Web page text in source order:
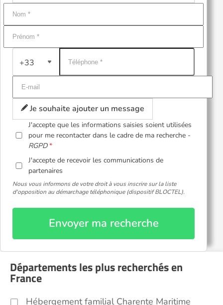
+33
Je souhaite ajouter un message
J'accepte que les informations saisies soient utilisées
pour me recontacter dans le cadre de ma recherche -
RGPD
J'accepte de recevoir les communications de
partenaires
Nous vous informons de votre droit à vous inscrire sur la liste
d'opposition au démarchage téléphonique (dispositif BLOCTEL).
Envoyer ma recherche
Départements les plus recherchés en
France
Hébergement familial Charente Maritime